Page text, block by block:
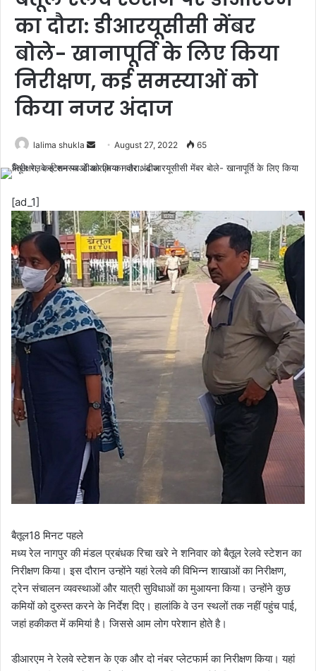
का दौरा: डीआरयूसीसी मेंबर
बोले- खानापूर्ति के लिए किया
निरीक्षण, कई समस्याओं को
किया नजर अंदाज
lalima shukla
Send
an
August 27, 2022 65
[ad_1]
बैतूल18 मिनट पहले
मध्य रेल नागपुर की मंडल प्रबंधक रिचा खरे ने शनिवार को बैतूल रेलवे स्टेशन का
निरीक्षण किया। इस दौरान उन्होंने यहां रेलवे की विभिन्न शाखाओं का निरीक्षण,
ट्रेन संचालन व्यवस्थाओं और यात्री सुविधाओं का मुआयना किया। उन्होंने कुछ
कमियों को दुरुस्त करने के निर्देश दिए। हालांकि वे उन स्थलों तक नहीं पहुंच पाई,
जहां हकीकत में कमियां है। जिससे आम लोग परेशान होते है।
डीआरएम ने रेलवे स्टेशन के एक और दो नंबर प्लेटफार्म का निरीक्षण किया। यहां